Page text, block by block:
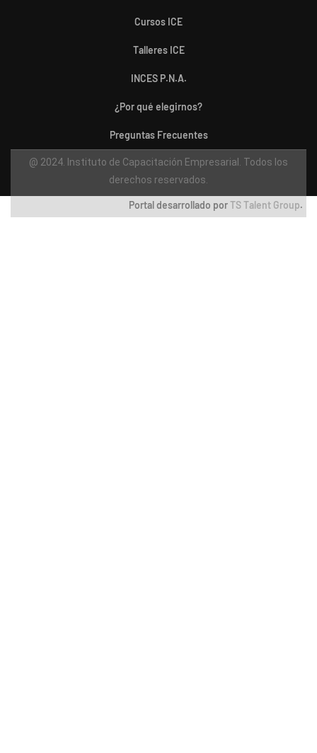
Cursos ICE
Talleres ICE
INCES P.N.A.
¿Por qué elegirnos?
Preguntas Frecuentes
@ 2024. Instituto de Capacitación Empresarial. Todos los
derechos reservados.
Portal desarrollado porTS Talent Group.